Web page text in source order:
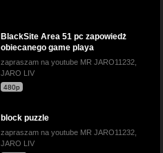
BlackSite Area 51 pc zapowiedż
obiecanego game playa
zapraszam na youtube MR JARO11232,
JARO LIV
480p
block puzzle
zapraszam na youtube MR JARO11232,
JARO LIV